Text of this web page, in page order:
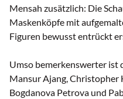
Mensah zusätzlich: Die
Maskenköpfe mit
Figuren bewusst entrückt
Umso bemerkenswerter ist
Mansur Ajang, Christopher
Bogdanova Petrova und